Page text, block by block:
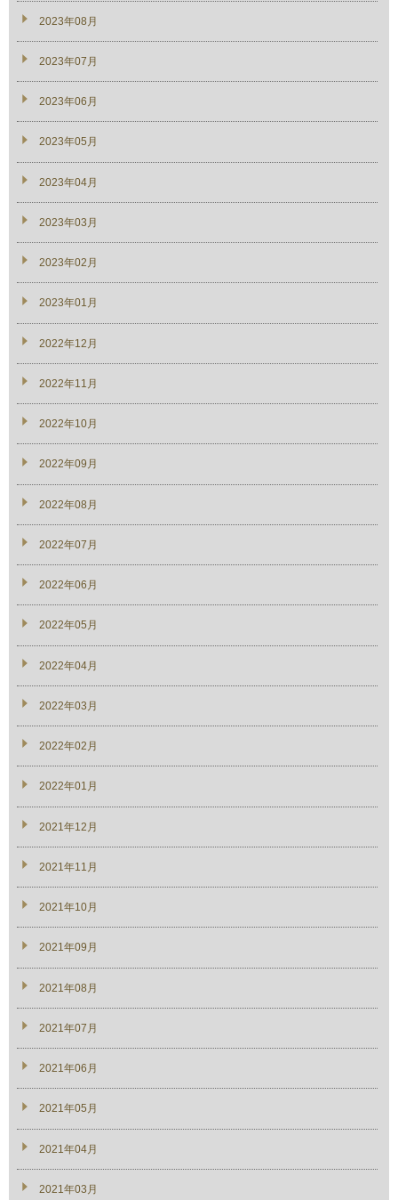
2023年08月
2023年07月
2023年06月
2023年05月
2023年04月
2023年03月
2023年02月
2023年01月
2022年12月
2022年11月
2022年10月
2022年09月
2022年08月
2022年07月
2022年06月
2022年05月
2022年04月
2022年03月
2022年02月
2022年01月
2021年12月
2021年11月
2021年10月
2021年09月
2021年08月
2021年07月
2021年06月
2021年05月
2021年04月
2021年03月